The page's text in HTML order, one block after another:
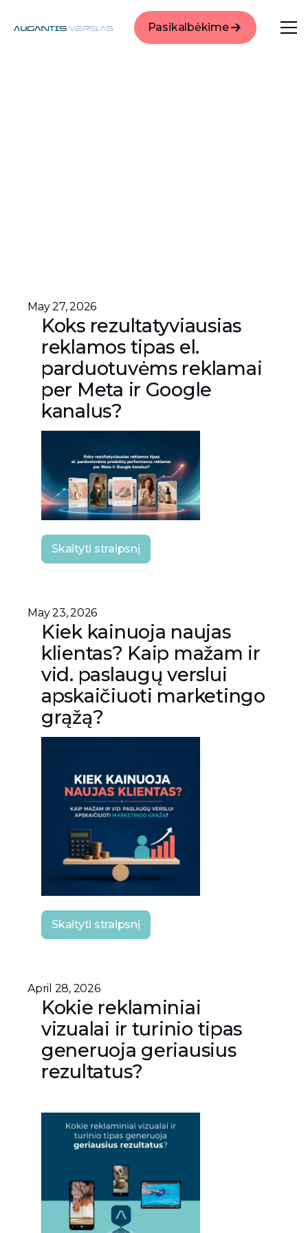
Pasikalbėkime
May 27, 2026
Koks rezultatyviausias
reklamos tipas el.
parduotuvėms reklamai
per Meta ir Google
kanalus?
Skaityti straipsnį
May 23, 2026
Kiek kainuoja naujas
klientas? Kaip mažam ir
vid. paslaugų verslui
apskaičiuoti marketingo
grąžą?
Skaityti straipsnį
April 28, 2026
Kokie reklaminiai
vizualai ir turinio tipas
generuoja geriausius
rezultatus?